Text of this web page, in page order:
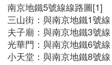
南京地鐵5號線線路圖[1]
三山街：與南京地鐵1號
夫子廟：與南京地鐵3號
光華門：與南京地鐵6號
小天堂：與南京地鐵8號